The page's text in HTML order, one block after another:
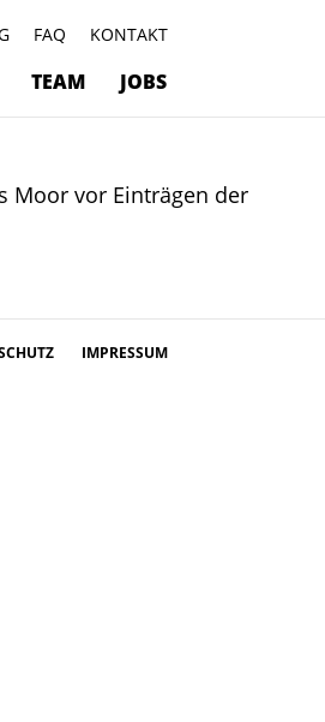
KONTAKT
FAQ
TEAM JOBS
Moor vor Einträgen der
IMPRESSUM